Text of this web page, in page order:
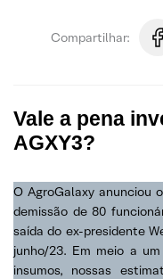
Compartilhar:
Vale a pena
AGXY3?
O AgroGalaxy anunciou
demissão de 80
saída do ex-presidente
junho/23. Em meio a
insumos, nossas